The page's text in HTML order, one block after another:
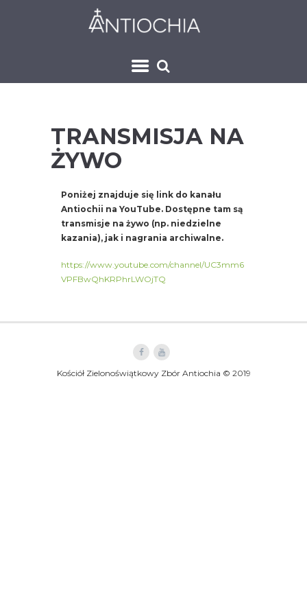
TRANSMISJA NA
ŻYWO
Poniżej znajduje się link do kanału
Antiochii na YouTube. Dostępne tam są
transmisje na żywo (np. niedzielne
kazania), jak i nagrania archiwalne.
https://www.youtube.com/channel/UC3mm6
VPFBwQhKRPhrLWOjTQ
Kościół Zielonoświątkowy Zbór Antiochia © 2019